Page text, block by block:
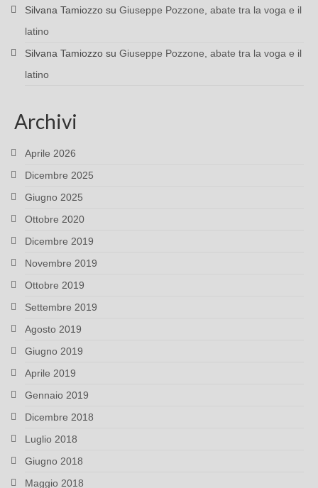
Silvana Tamiozzo su Giuseppe Pozzone, abate tra la voga e il
latino
Silvana Tamiozzo su Giuseppe Pozzone, abate tra la voga e il
latino
Archivi
Aprile 2026
Dicembre 2025
Giugno 2025
Ottobre 2020
Dicembre 2019
Novembre 2019
Ottobre 2019
Settembre 2019
Agosto 2019
Giugno 2019
Aprile 2019
Gennaio 2019
Dicembre 2018
Luglio 2018
Giugno 2018
Maggio 2018